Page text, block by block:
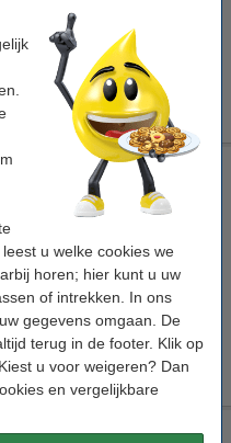
leest u welke cookies we
horen; hier kunt u uw
of intrekken. In ons
gegevens omgaan. De
terug in de footer. Klik op
u voor weigeren? Dan
en vergelijkbare
wit 50
wit 50 mm x 33 m (BxL)
en omschrijving
Bestellen
zwart 50